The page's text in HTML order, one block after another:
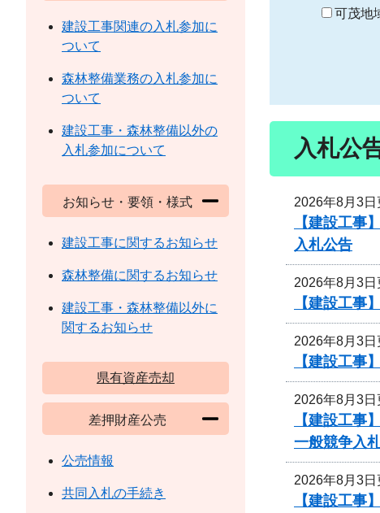
り可茂地
入札公
2026年8月3日
【建設工
入札公告
2026年8月3日
【建設工事
2026年8月3日
【建設工事
2026年8月3日
【建設工
一般競争入
2026年8月3日
【建設工
建設工事関連の入札参加に
ついて
森林整備業務の入札参加に
ついて
建設工事・森林整備以外の
入札参加について
お知らせ・要領・様式
建設工事に関するお知らせ
森林整備に関するお知らせ
建設工事・森林整備以外に
関するお知らせ
県有資産売却
差押財産公売
公売情報
共同入札の手続き